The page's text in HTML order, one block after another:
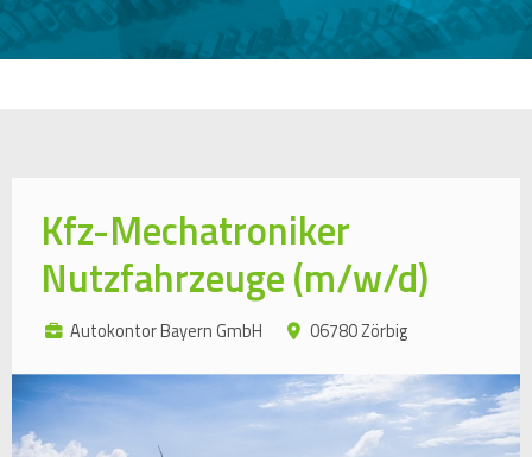
Kfz-Mechatroniker
Nutzfahrzeuge (m/w/d)
Autokontor Bayern GmbH 06780 Zörbig